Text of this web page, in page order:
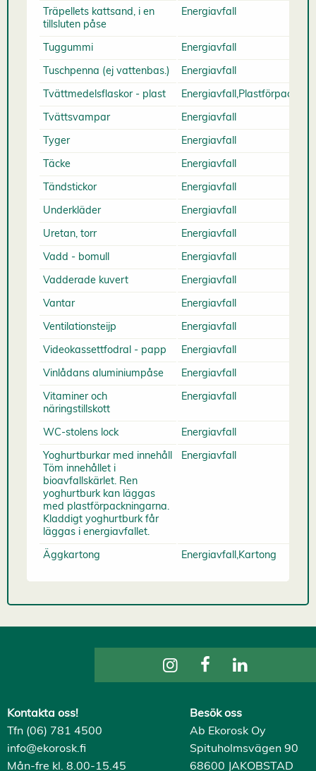
Träpellets kattsand, i en
tillsluten påse
Energiavfall
Tuggummi
Energiavfall
Tuschpenna (ej vattenbas.)
Energiavfall
Tvättmedelsflaskor - plast
Tvättsvampar
Energiavfall
Tyger
Energiavfall
Täcke
Energiavfall
Tändstickor
Energiavfall
Underkläder
Energiavfall
Uretan, torr
Energiavfall
Vadd - bomull
Energiavfall
Vadderade kuvert
Energiavfall
Vantar
Energiavfall
Ventilationsteijp
Energiavfall
Videokassettfodral - papp
Energiavfall
Vinlådans aluminiumpåse
Energiavfall
Vitaminer och
näringstillskott
Energiavfall
WC-stolens lock
Energiavfall
Yoghurtburkar med innehåll
Töm innehållet i
bioavfallskärlet. Ren
yoghurtburk kan läggas
med plastförpackningarna.
Kladdigt yoghurtburk får
läggas i energiavfallet.
Energiavfall
Äggkartong Energiavfall,Kartong
Kontakta oss!
Tfn (06) 781 4500
info@ekorosk.fi
Mån-fre kl. 8.00-15.45
Besök oss
Ab Ekorosk Oy
Spituholmsvägen 90
68600 JAKOBSTAD